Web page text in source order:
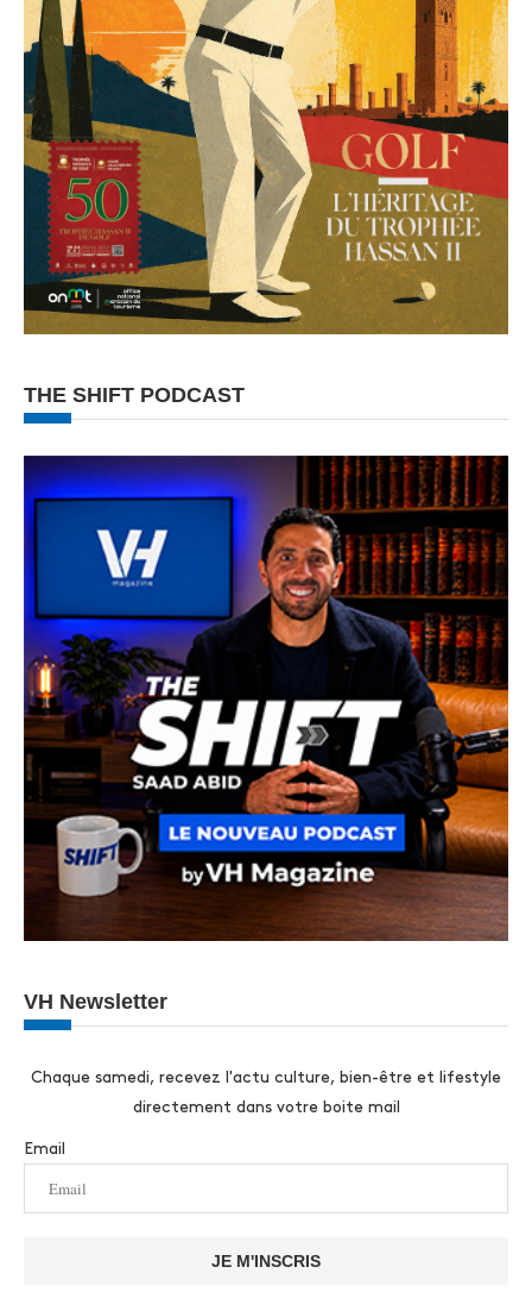
THE SHIFT PODCAST
VH Newsletter
Chaque samedi, recevez l'actu culture, bien-être et lifestyle
directement dans votre boite mail
Email
JE M'INSCRIS